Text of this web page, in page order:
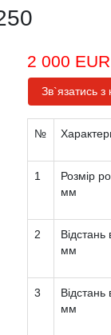
2 000 EUR
Зв`язатись з
№
1
Розмір
мм
2
Відстань
мм
3
мм